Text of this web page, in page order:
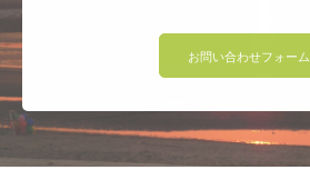
お問い合わせフォーム